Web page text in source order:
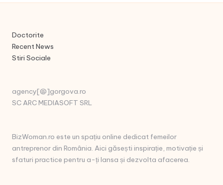
Doctorite
Recent News
Stiri Sociale
agency[@]gorgova.ro
SC ARC MEDIASOFT SRL
BizWoman.ro este un spațiu online dedicat femeilor
antreprenor din România. Aici găsești inspirație, motivație și
sfaturi practice pentru a-ți lansa și dezvolta afacerea.